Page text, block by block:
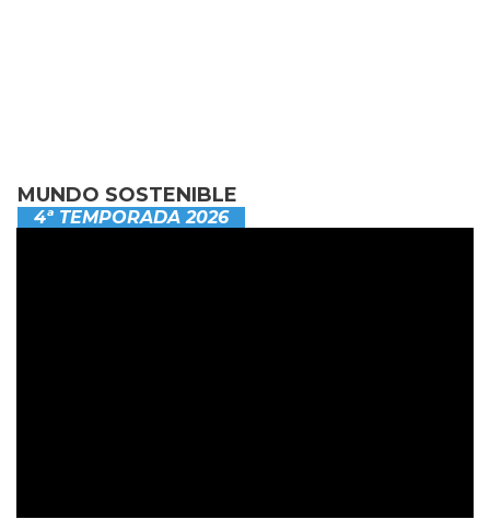
MUNDO SOSTENIBLE
4ª TEMPORADA 2026